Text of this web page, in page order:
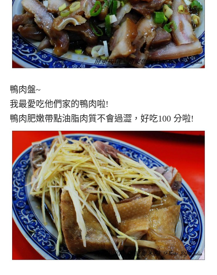
鴨肉盤~
我最愛吃他們家的鴨肉啦!
鴨肉肥嫩帶點油脂肉質不會過澀，好吃100 分啦!